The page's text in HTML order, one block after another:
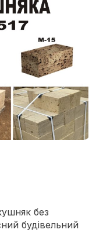
без
будівельний